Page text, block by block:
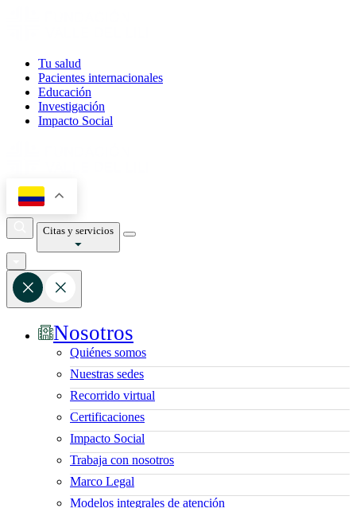
Tu salud
Pacientes internacionales
Educación
Investigación
Impacto Social
Citas y servicios
Nosotros
Quiénes somos
Nuestras sedes
Recorrido virtual
Certificaciones
Impacto Social
Trabaja con nosotros
Marco Legal
Modelos integrales de atención